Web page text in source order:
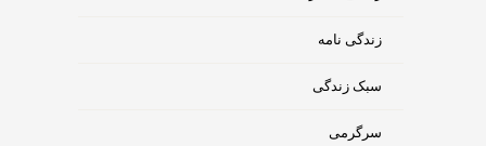
زندگی نامه
سبک زندگی
سرگرمی